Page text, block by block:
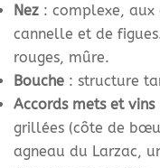
Nez: complexe, aux
cannelle et de
rouges, mûre.
Bouche: structure
Accords mets et vins
grillées (côte de
agneau du Larzac,